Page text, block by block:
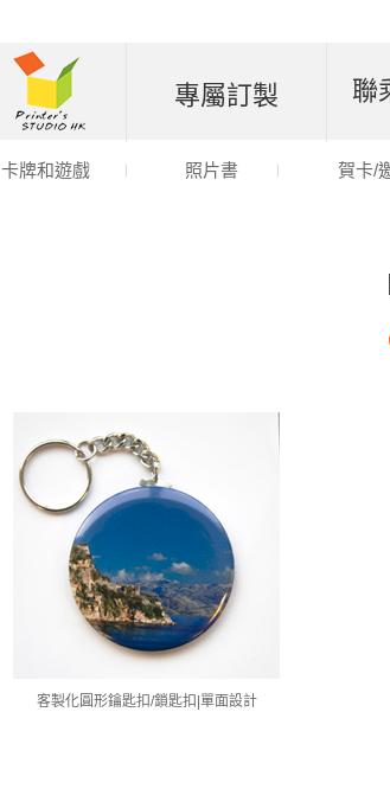
客製化圓形鑰匙扣/鎖匙扣|單面設計
專屬訂製 聯
卡牌和遊戲 照片書 賀卡/